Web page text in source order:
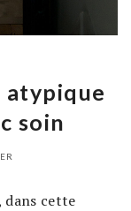
soin
dans cette